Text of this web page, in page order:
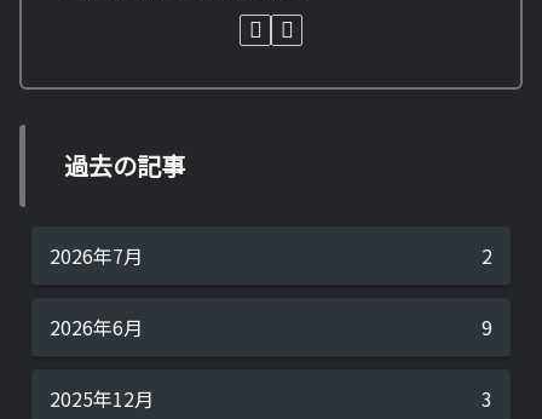
過去の記事
2026年7月 2
2026年6月 9
2025年12月 3